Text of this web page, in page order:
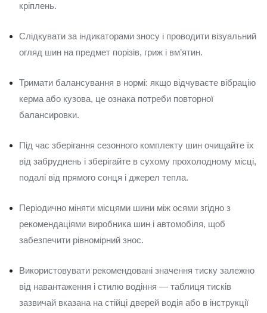
кріплень.
Слідкувати за індикаторами зносу і проводити візуальний
огляд шин на предмет порізів, гриж і вм’ятин.
Тримати балансування в нормі: якщо відчуваєте вібрацію
керма або кузова, це ознака потреби повторної
балансировки.
Під час зберігання сезонного комплекту шин очищайте їх
від забруднень і зберігайте в сухому прохолодному місці,
подалі від прямого сонця і джерел тепла.
Періодично міняти місцями шини між осями згідно з
рекомендаціями виробника шин і автомобіля, щоб
забезпечити рівномірний знос.
Використовувати рекомендовані значення тиску залежно
від навантаження і стилю водіння — таблиця тисків
зазвичай вказана на стійці дверей водія або в інструкції